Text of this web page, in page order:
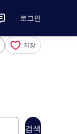
로그인
저장
검색